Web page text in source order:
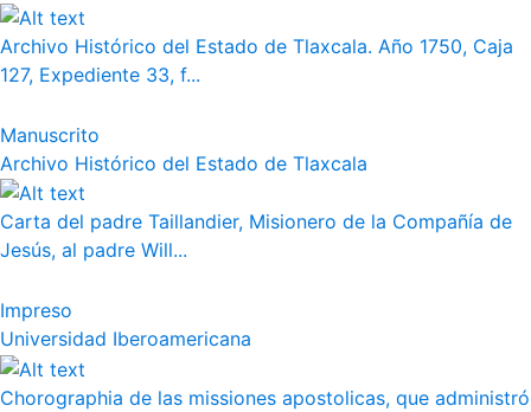
Archivo Histórico del Estado de Tlaxcala. Año 1750, Caja
127, Expediente 33, f...
Manuscrito
Archivo Histórico del Estado de Tlaxcala
Carta del padre Taillandier, Misionero de la Compañía de
Jesús, al padre Will...
Impreso
Universidad Iberoamericana
Chorographia de las missiones apostolicas, que administró